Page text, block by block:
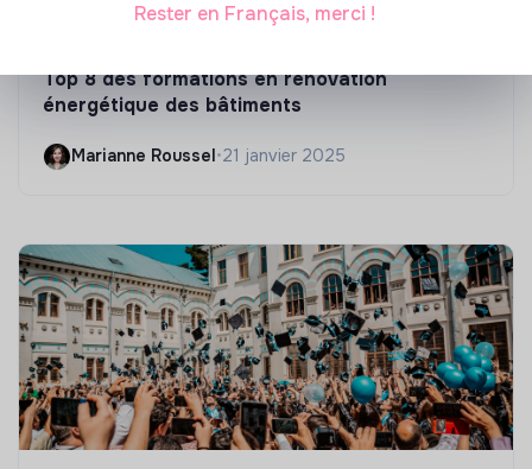
Top 8 des formations en rénovation
énergétique des bâtiments
Marianne Roussel•21 janvier 2025
Rester en Français, merci !